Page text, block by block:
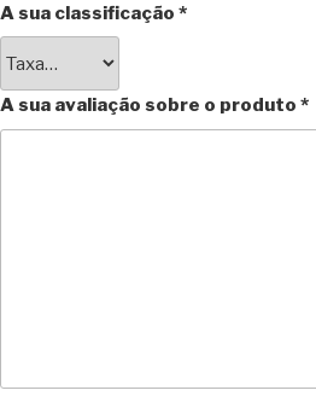
A sua classificação *
A sua avaliação sobre o produto *